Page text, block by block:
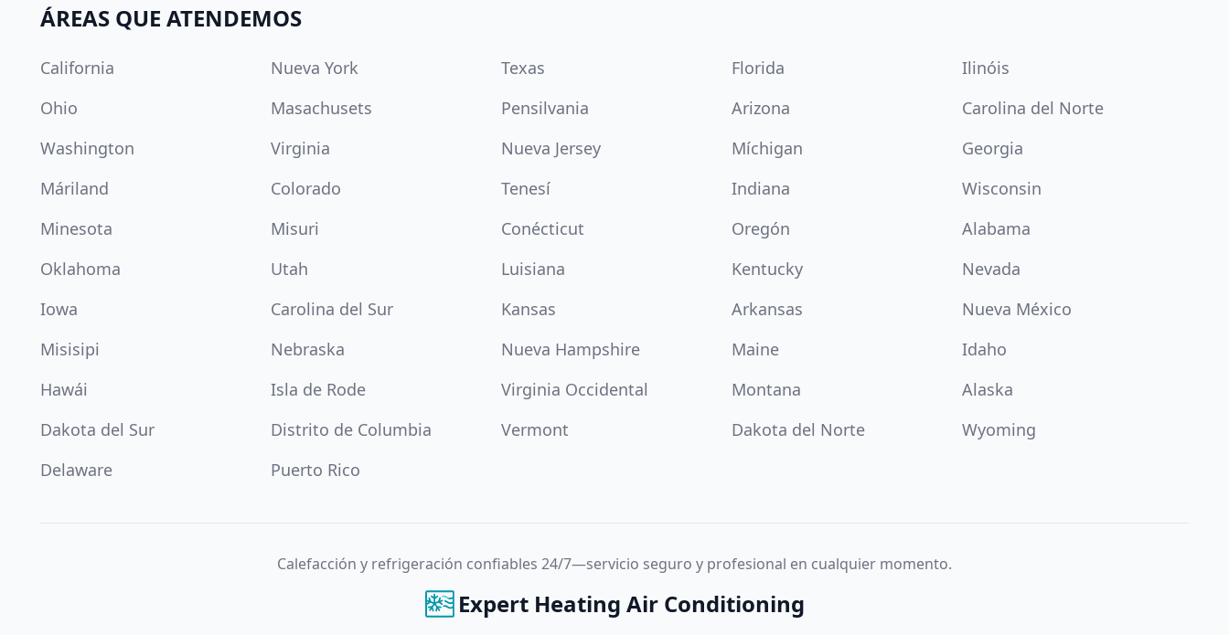
ÁREAS QUE ATENDEMOS
California Nueva York Texas Florida
Ilinóis
Ohio
Masachusets Pensilvania Arizona
Carolina del Norte
Washington
Virginia Nueva Jersey Míchigan
Georgia
Máriland
Colorado Tenesí Indiana
Wisconsin
Minesota
Misuri Conécticut Oregón
Alabama
Oklahoma
Utah Luisiana Kentucky
Nevada
Iowa
Carolina del Sur Kansas Arkansas
Nueva México
Misisipi
Nebraska Nueva Hampshire Maine
Idaho
Hawái
Isla de Rode Virginia Occidental Montana
Alaska
Dakota del Sur
Distrito de Columbia Vermont Dakota del Norte
Wyoming
Delaware
Puerto Rico
Calefacción y refrigeración confiables 24/7—servicio seguro y profesional en cualquier momento.
Expert Heating Air Conditioning